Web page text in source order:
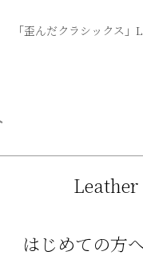
「歪んだクラシックス
Leather
はじめての方